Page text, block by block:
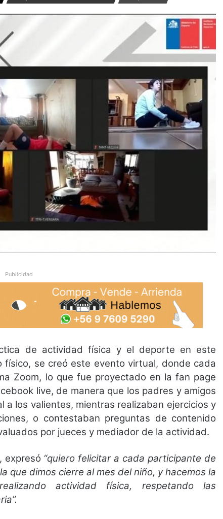
Publicidad
de actividad física y el deporte en este
se creó este evento virtual, donde cada
Zoom, lo que fue proyectado en la fan page
live, de manera que los padres y amigos
a los valientes, mientras realizaban ejercicios y
o contestaban preguntas de contenido
por jueces y mediador de la actividad.
expresó “quiero felicitar a cada participante de
que dimos cierre al mes del niño, y hacemos la
actividad física, respetando las